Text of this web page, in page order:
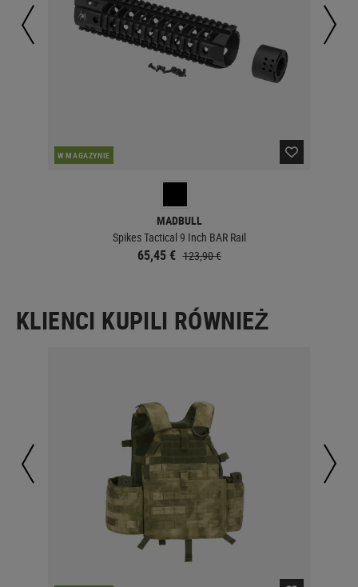
W MAGAZYNIE
MADBULL
Spikes Tactical 9 Inch BAR Rail
65,45 € 123,90 €
KLIENCI KUPILI RÓWNIEŻ